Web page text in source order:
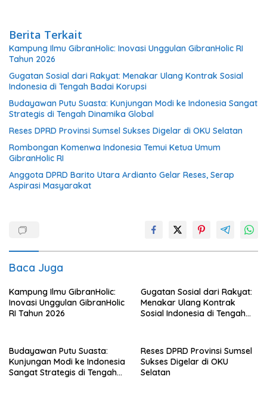
Berita Terkait
Kampung Ilmu GibranHolic: Inovasi Unggulan GibranHolic RI
Tahun 2026
Gugatan Sosial dari Rakyat: Menakar Ulang Kontrak Sosial
Indonesia di Tengah Badai Korupsi
Budayawan Putu Suasta: Kunjungan Modi ke Indonesia Sangat
Strategis di Tengah Dinamika Global
Reses DPRD Provinsi Sumsel Sukses Digelar di OKU Selatan
Rombongan Komenwa Indonesia Temui Ketua Umum
GibranHolic RI
Anggota DPRD Barito Utara Ardianto Gelar Reses, Serap
Aspirasi Masyarakat
Baca Juga
Kampung Ilmu GibranHolic:
Inovasi Unggulan GibranHolic
RI Tahun 2026
Gugatan Sosial dari Rakyat:
Menakar Ulang Kontrak
Sosial Indonesia di Tengah
Budayawan Putu Suasta:
Kunjungan Modi ke Indonesia
Sangat Strategis di Tengah
Reses DPRD Provinsi Sumsel
Sukses Digelar di OKU
Selatan